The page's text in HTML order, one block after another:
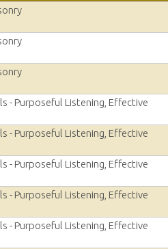
- Purposeful Listening, Effective
- Purposeful Listening, Effective
- Purposeful Listening, Effective
- Purposeful Listening, Effective
- Purposeful Listening, Effective